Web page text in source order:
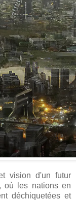
vision d'un futur
où les nations en
déchiquetées et